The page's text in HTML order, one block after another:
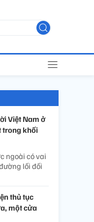
Việt Nam ở
trong khối
ngoài có vai
lối đối
thủ tục
một cửa